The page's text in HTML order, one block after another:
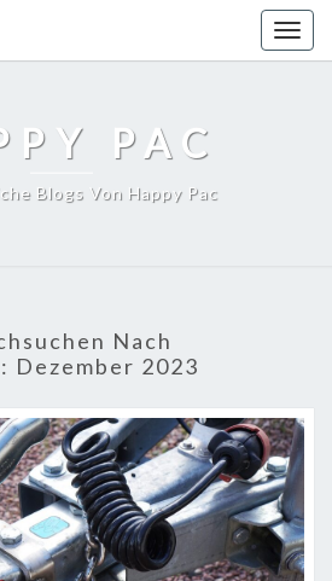
PAC
Blogs Von Happy Pac
Nach
Dezember 2023